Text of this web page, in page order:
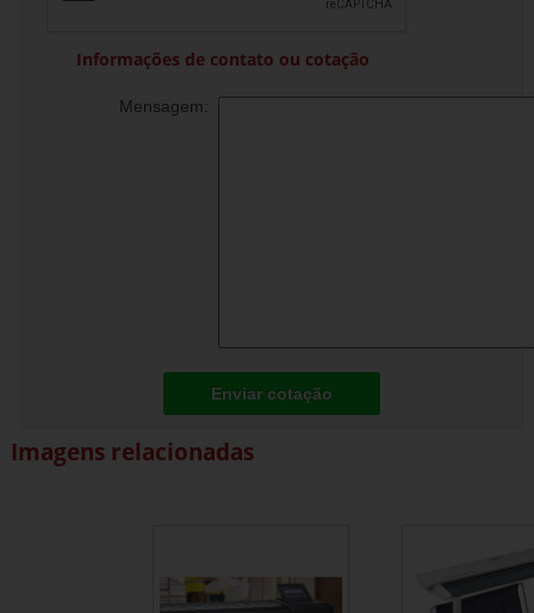
Informações de contato ou cotação
Mensagem:
Enviar cotação
Imagens relacionadas